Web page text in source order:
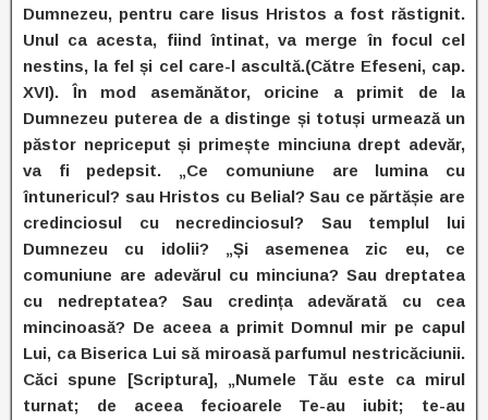
Dumnezeu, pentru care Iisus Hristos a fost răstignit.
Unul ca acesta, fiind întinat, va merge în focul cel
nestins, la fel și cel care-l ascultă.(Către Efeseni, cap.
XVI). În mod asemănător, oricine a primit de la
Dumnezeu puterea de a distinge și totuși urmează un
păstor nepriceput și primește minciuna drept adevăr,
va fi pedepsit. „Ce comuniune are lumina cu
întunericul? sau Hristos cu Belial? Sau ce părtășie are
credinciosul cu necredinciosul? Sau templul lui
Dumnezeu cu idolii? „Și asemenea zic eu, ce
comuniune are adevărul cu minciuna? Sau dreptatea
cu nedreptatea? Sau credința adevărată cu cea
mincinoasă? De aceea a primit Domnul mir pe capul
Lui, ca Biserica Lui să miroasă parfumul nestricăciunii.
Căci spune [Scriptura], „Numele Tău este ca mirul
turnat; de aceea fecioarele Te-au iubit; te-au